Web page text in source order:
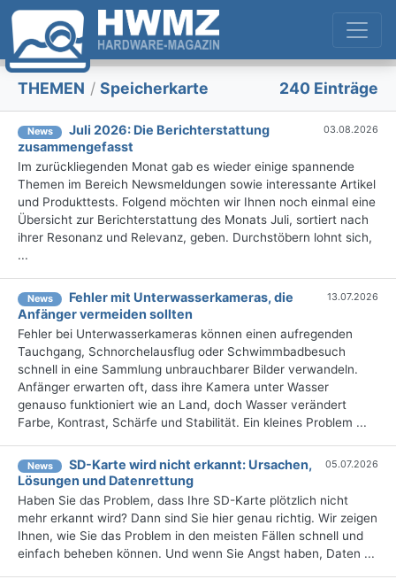
THEMEN / Speicherkarte 240 Einträge
News
Juli 2026: Die Bericht­erstattung
zusammengefasst
03.08.2026
Im zurückliegenden Monat gab es wieder einige spannende
Themen im Bereich Newsmeldungen sowie interessante Artikel
und Produkttests. Folgend möchten wir Ihnen noch einmal eine
Übersicht zur Berichterstattung des Monats Juli, sortiert nach
ihrer Resonanz und Relevanz, geben. Durchstöbern lohnt sich,
...
News
Fehler mit Unterwasserkameras, die
Anfänger vermeiden sollten
13.07.2026
Fehler bei Unterwasserkameras können einen aufregenden
Tauchgang, Schnorchelausflug oder Schwimmbadbesuch
schnell in eine Sammlung unbrauchbarer Bilder verwandeln.
Anfänger erwarten oft, dass ihre Kamera unter Wasser
genauso funktioniert wie an Land, doch Wasser verändert
Farbe, Kontrast, Schärfe und Stabilität. Ein kleines Problem ...
News
SD-Karte wird nicht erkannt: Ursachen,
Lösungen und Datenrettung
05.07.2026
Haben Sie das Problem, dass Ihre SD-Karte plötzlich nicht
mehr erkannt wird? Dann sind Sie hier genau richtig. Wir zeigen
Ihnen, wie Sie das Problem in den meisten Fällen schnell und
einfach beheben können. Und wenn Sie Angst haben, Daten ...